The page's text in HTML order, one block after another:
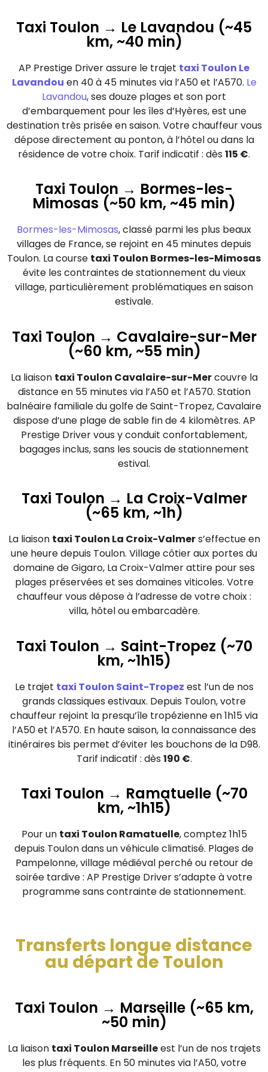
Taxi Toulon → Le Lavandou (~45
km, ~40 min)
AP Prestige Driver assure le trajet taxi Toulon Le
Lavandou en 40 à 45 minutes via l’A50 et l’A570. Le
Lavandou, ses douze plages et son port
d’embarquement pour les îles d’Hyères, est une
destination très prisée en saison. Votre chauffeur vous
dépose directement au ponton, à l’hôtel ou dans la
résidence de votre choix. Tarif indicatif : dès 115 €.
Taxi Toulon → Bormes-les-
Mimosas (~50 km, ~45 min)
Bormes-les-Mimosas, classé parmi les plus beaux
villages de France, se rejoint en 45 minutes depuis
Toulon. La course taxi Toulon Bormes-les-Mimosas
évite les contraintes de stationnement du vieux
village, particulièrement problématiques en saison
estivale.
Taxi Toulon → Cavalaire-sur-Mer
(~60 km, ~55 min)
La liaison taxi Toulon Cavalaire-sur-Mercouvre la
distance en 55 minutes via l’A50 et l’A570. Station
balnéaire familiale du golfe de Saint-Tropez, Cavalaire
dispose d’une plage de sable fin de 4 kilomètres. AP
Prestige Driver vous y conduit confortablement,
bagages inclus, sans les soucis de stationnement
estival.
Taxi Toulon → La Croix-Valmer
(~65 km, ~1h)
La liaison taxi Toulon La Croix-Valmers’effectue en
une heure depuis Toulon. Village côtier aux portes du
domaine de Gigaro, La Croix-Valmer attire pour ses
plages préservées et ses domaines viticoles. Votre
chauffeur vous dépose à l’adresse de votre choix :
villa, hôtel ou embarcadère.
Taxi Toulon → Saint-Tropez (~70
km, ~1h15)
Le trajet taxi Toulon Saint-Tropez est l’un de nos
grands classiques estivaux. Depuis Toulon, votre
chauffeur rejoint la presqu’île tropézienne en 1h15 via
l’A50 et l’A570. En haute saison, la connaissance des
itinéraires bis permet d’éviter les bouchons de la D98.
Tarif indicatif : dès 190 €.
Taxi Toulon → Ramatuelle (~70
km, ~1h15)
Pour un taxi Toulon Ramatuelle, comptez 1h15
depuis Toulon dans un véhicule climatisé. Plages de
Pampelonne, village médiéval perché ou retour de
soirée tardive : AP Prestige Driver s’adapte à votre
programme sans contrainte de stationnement.
Transferts longue distance
au départ de Toulon
Taxi Toulon → Marseille (~65 km,
~50 min)
La liaison taxi Toulon Marseilleest l’un de nos trajets
les plus fréquents. En 50 minutes via l’A50, votre